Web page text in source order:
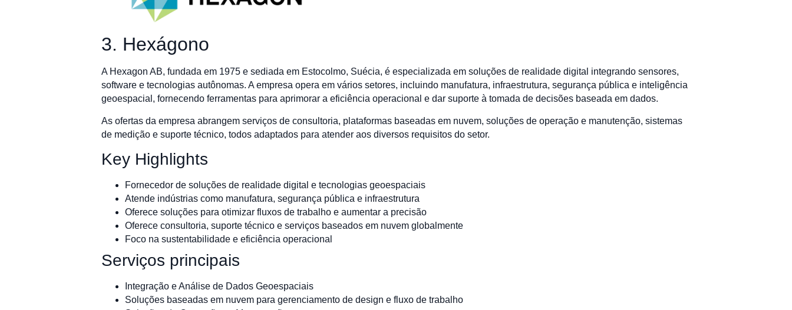
3. Hexágono
A Hexagon AB, fundada em 1975 e sediada em Estocolmo, Suécia, é especializada em soluções de realidade digital integrando sensores,
software e tecnologias autônomas. A empresa opera em vários setores, incluindo manufatura, infraestrutura, segurança pública e inteligência
geoespacial, fornecendo ferramentas para aprimorar a eficiência operacional e dar suporte à tomada de decisões baseada em dados.
As ofertas da empresa abrangem serviços de consultoria, plataformas baseadas em nuvem, soluções de operação e manutenção, sistemas
de medição e suporte técnico, todos adaptados para atender aos diversos requisitos do setor.
Key Highlights
Fornecedor de soluções de realidade digital e tecnologias geoespaciais
Atende indústrias como manufatura, segurança pública e infraestrutura
Oferece soluções para otimizar fluxos de trabalho e aumentar a precisão
Oferece consultoria, suporte técnico e serviços baseados em nuvem globalmente
Foco na sustentabilidade e eficiência operacional
Serviços principais
Integração e Análise de Dados Geoespaciais
Soluções baseadas em nuvem para gerenciamento de design e fluxo de trabalho